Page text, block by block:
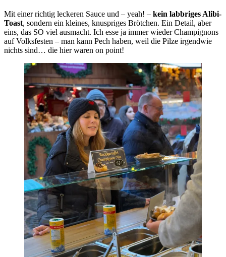
Mit einer richtig leckeren Sauce und – yeah! – kein labbriges Alibi-
Toast, sondern ein kleines, knuspriges Brötchen. Ein Detail, aber
eins, das SO viel ausmacht. Ich esse ja immer wieder Champignons
auf Volksfesten – man kann Pech haben, weil die Pilze irgendwie
nichts sind… die hier waren on point!